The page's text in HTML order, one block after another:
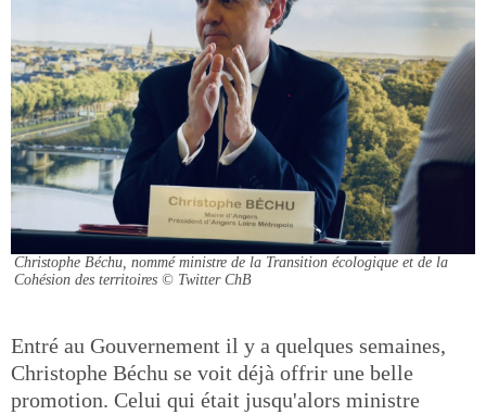
Christophe Béchu, nommé ministre de la Transition écologique et de la
Cohésion des territoires © Twitter ChB
Entré au Gouvernement il y a quelques semaines,
Christophe Béchu se voit déjà offrir une belle
promotion. Celui qui était jusqu'alors ministre